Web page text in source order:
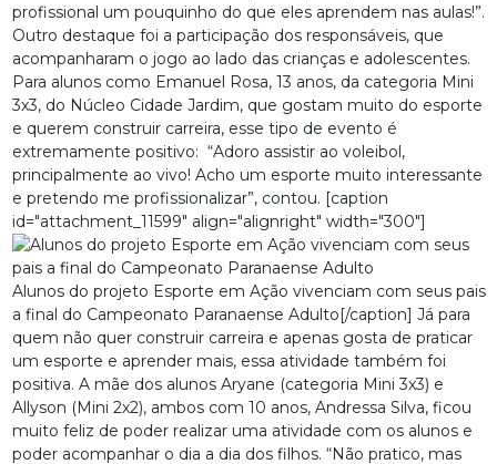
profissional um pouquinho do que eles aprendem nas aulas!”.
Outro destaque foi a participação dos responsáveis, que
acompanharam o jogo ao lado das crianças e adolescentes.
Para alunos como Emanuel Rosa, 13 anos, da categoria Mini
3x3, do Núcleo Cidade Jardim, que gostam muito do esporte
e querem construir carreira, esse tipo de evento é
extremamente positivo: “Adoro assistir ao voleibol,
principalmente ao vivo! Acho um esporte muito interessante
e pretendo me profissionalizar”, contou. [caption
id="attachment_11599" align="alignright" width="300"]
Alunos do projeto Esporte em Ação vivenciam com seus pais
a final do Campeonato Paranaense Adulto[/caption] Já para
quem não quer construir carreira e apenas gosta de praticar
um esporte e aprender mais, essa atividade também foi
positiva. A mãe dos alunos Aryane (categoria Mini 3x3) e
Allyson (Mini 2x2), ambos com 10 anos, Andressa Silva, ficou
muito feliz de poder realizar uma atividade com os alunos e
poder acompanhar o dia a dia dos filhos. “Não pratico, mas